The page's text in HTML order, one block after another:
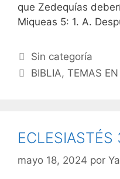
que Zedequías
Miqueas 5: 1. A.
Categorías
Sin categoría
Etiquetas
BIBLIA,TEMAS
ECLESIASTÉS
mayo 18, 2024 por